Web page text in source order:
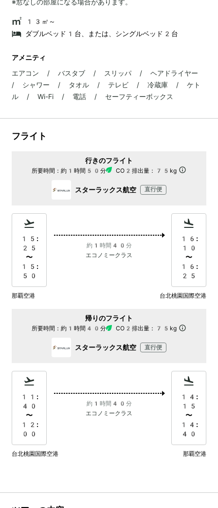
13㎡～
ダブルベッド1台、または、シングルベッド2台
アメニティ
エアコン / バスタブ / スリッパ / ヘアドライヤー
/ シャワー / タオル / テレビ / 冷蔵庫 / ケト
ル / Wi-Fi / 電話 / セーフティーボックス
フライト
行きのフライト
所要時間： 約1時間50分 CO2排出量： 75kg
スターラックス航空 直行便
15:
25
〜
15:
50
約1時間40分
エコノミークラス
16:
10
〜
16:
25
那覇空港 台北桃園国際空港
帰りのフライト
所要時間： 約1時間40分 CO2排出量： 75kg
スターラックス航空 直行便
11:
40
〜
12:
00
約1時間40分
エコノミークラス
14:
15
〜
14:
40
台北桃園国際空港 那覇空港